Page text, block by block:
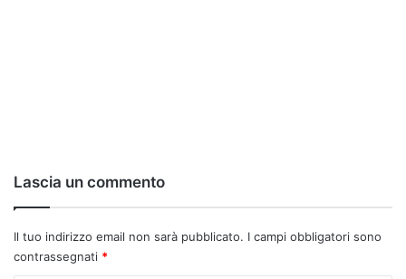
Lascia un commento
Il tuo indirizzo email non sarà pubblicato. I campi obbligatori sono
contrassegnati *